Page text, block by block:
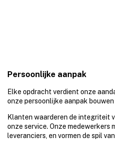
Persoonlijke aanpak
Elke opdracht verdient onze
onze persoonlijke aanpak
Klanten waarderen de integriteit
onze service. Onze medewerkers
leveranciers, en vormen de spil